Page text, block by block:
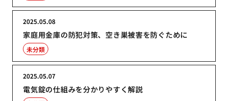
家庭用金庫の防犯対策、空き巣被害を防ぐために
2025.05.08
未分類
電気錠の仕組みを分かりやすく解説
2025.05.07